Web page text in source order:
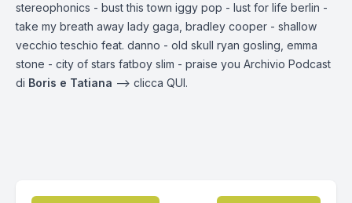
stereophonics - bust this town iggy pop - lust for life berlin -
take my breath away lady gaga, bradley cooper - shallow
vecchio teschio feat. danno - old skull ryan gosling, emma
stone - city of stars fatboy slim - praise you Archivio Podcast
di Boris e Tatiana —-> clicca QUI.